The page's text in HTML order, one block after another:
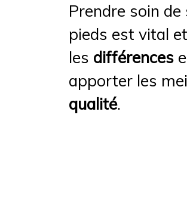
Prendre soin
pieds est vital
les différences
apporter les
qualité.